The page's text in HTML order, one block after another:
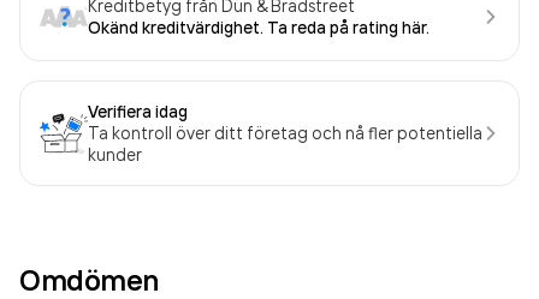
Kreditbetyg från Dun & Bradstreet
Okänd kreditvärdighet. Ta reda på rating här.
Verifiera idag
Ta kontroll över ditt företag och nå fler potentiella
kunder
Omdömen